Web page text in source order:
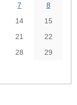
7
8
14
15
21
22
28
29